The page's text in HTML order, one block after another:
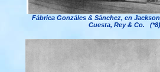
Fábrica Gonzáles & Sánchez, en
Cuesta, Rey & Co. (*8)